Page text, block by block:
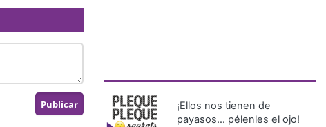
¡Ellos nos tienen de
payasos… pélenles el ojo!